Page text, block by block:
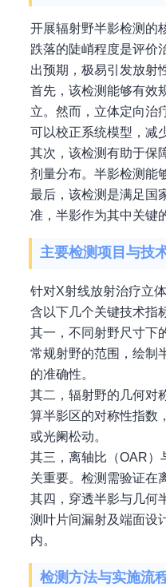
开展辐射野半影检测的
跌落的陡峭程度是评价
出预期，极易引发放射
首先，该检测能够有效
立。然而，立体定向治
可以校正系统模型，减
其次，该检测有助于保
剂量分布。半影检测能
最后，该检测是满足国
准，半影作为其中关键
主要检测项目与技
针对X射线放射治疗立
含以下几个关键技术指
其一，不同射野尺寸下
常规射野的范围，绘制
的准确性。
其二，辐射野的几何对
算半影区的对称性指数
或光阑松动。
其三，离轴比（OAR）
关重要。检测需验证在
其四，穿透半影与几何
测叶片间漏射及端面设
内。
检测方法与实施流